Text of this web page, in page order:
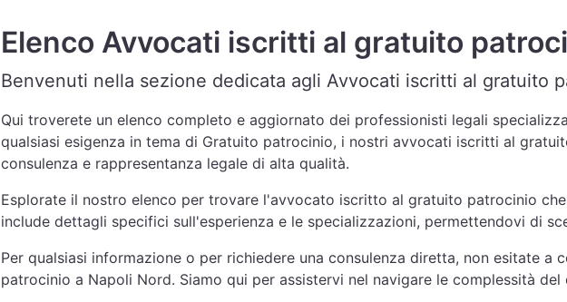
Elenco Avvocati iscritti al gratuito
Benvenuti nella sezione dedicata agli Avvocati iscritti al gratuito
Qui troverete un elenco completo e aggiornato dei professionisti legali
qualsiasi esigenza in tema di Gratuito patrocinio, i nostri avvocati iscritti al
consulenza e rappresentanza legale di alta qualità.
Esplorate il nostro elenco per trovare l'avvocato iscritto al gratuito patrocinio
include dettagli specifici sull'esperienza e le specializzazioni, permettendovi di
Per qualsiasi informazione o per richiedere una consulenza diretta, non esitate
patrocinio a Napoli Nord. Siamo qui per assistervi nel navigare le complessità